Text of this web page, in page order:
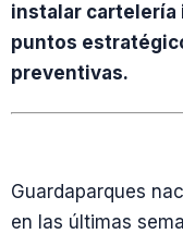
instalar cartelería
puntos
preventivas.
Guardaparques
en las últimas